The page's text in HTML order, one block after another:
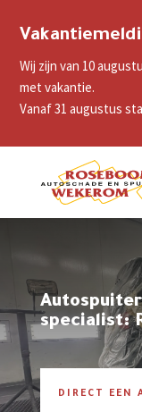
Wij zijn van 10
met vakantie.
Vanaf 31 augustus
specialist:
DIRECT EEN